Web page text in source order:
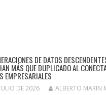
DE DATOS
MÁS QUE DUPLICADO AL
EMPRESARIALES
DE 2026
ALBERTO MARIN